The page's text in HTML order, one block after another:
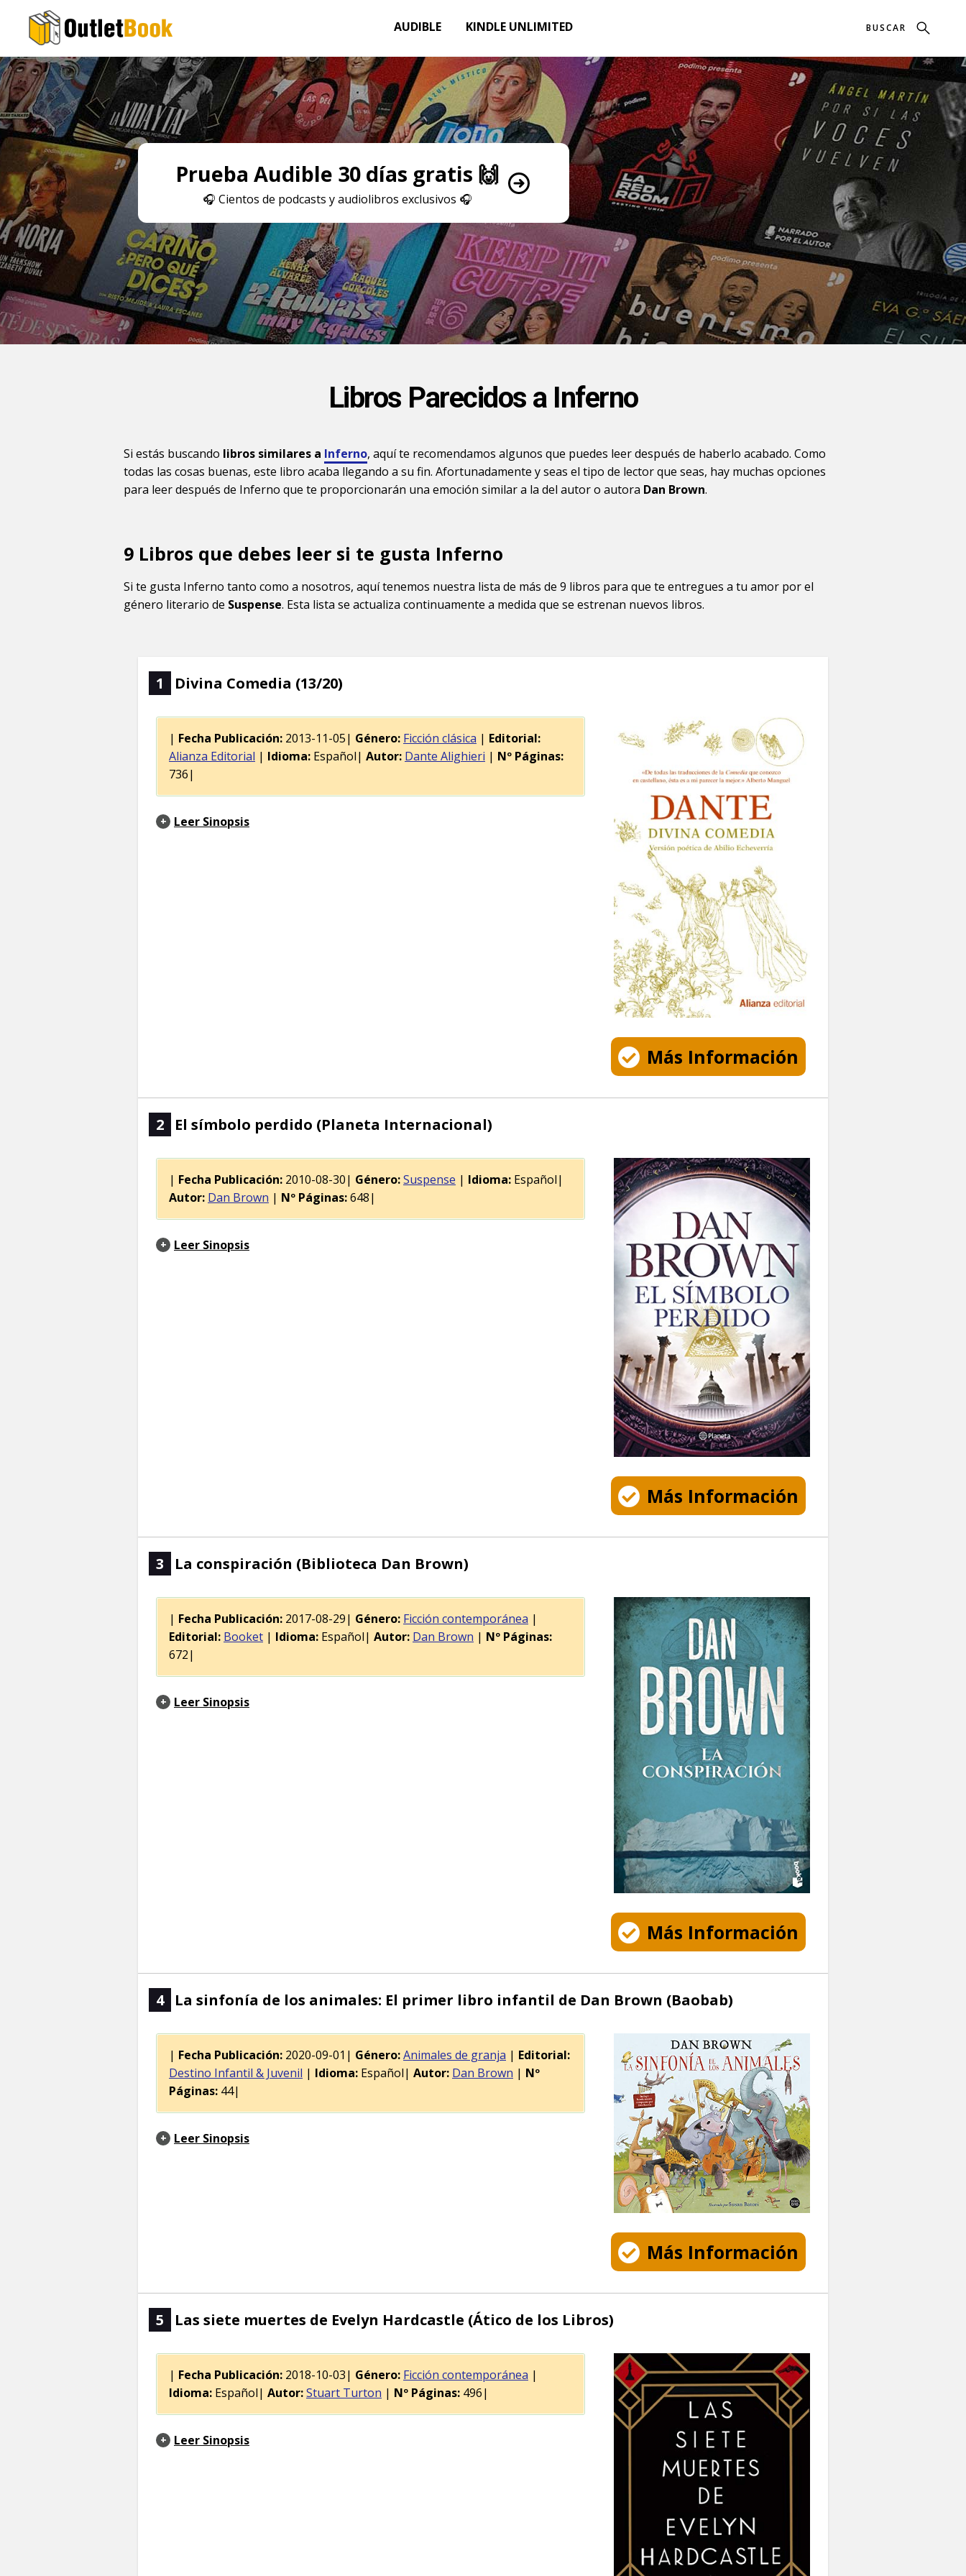
AUDIBLE KINDLE UNLIMITED
Prueba Audible 30 días gratis 🙌
🎧 Cientos de podcasts y audiolibros exclusivos 🎧
Libros Parecidos a Inferno
Si estás buscando libros similares a Inferno, aquí te recomendamos algunos que puedes leer después de haberlo acabado. Como
todas las cosas buenas, este libro acaba llegando a su fin. Afortunadamente y seas el tipo de lector que seas, hay muchas opciones
para leer después de Inferno que te proporcionarán una emoción similar a la del autor o autora Dan Brown.
9 Libros que debes leer si te gusta Inferno
Si te gusta Inferno tanto como a nosotros, aquí tenemos nuestra lista de más de 9 libros para que te entregues a tu amor por el
género literario de Suspense. Esta lista se actualiza continuamente a medida que se estrenan nuevos libros.
1 Divina Comedia (13/20)
Más Información
| Fecha Publicación: 2013-11-05| Género: Ficción clásica | Editorial:
Alianza Editorial | Idioma: Español| Autor: Dante Alighieri | Nº Páginas:
736|
Leer Sinopsis
2 El símbolo perdido (Planeta Internacional)
Más Información
| Fecha Publicación: 2010-08-30| Género:Suspense | Idioma: Español|
Autor: Dan Brown | Nº Páginas:648|
Leer Sinopsis
3 La conspiración (Biblioteca Dan Brown)
Más Información
| Fecha Publicación: 2017-08-29| Género: Ficción contemporánea |
Editorial: Booket | Idioma: Español| Autor: Dan Brown | Nº Páginas:
672|
Leer Sinopsis
4 La sinfonía de los animales: El primer libro infantil de Dan Brown (Baobab)
Más Información
| Fecha Publicación: 2020-09-01| Género:Animales de granja | Editorial:
Destino Infantil & Juvenil | Idioma: Español| Autor: Dan Brown | Nº
Páginas: 44|
Leer Sinopsis
5 Las siete muertes de Evelyn Hardcastle (Ático de los Libros)
| Fecha Publicación: 2018-10-03| Género: Ficción contemporánea |
Idioma: Español| Autor:Stuart Turton | Nº Páginas: 496|
Leer Sinopsis